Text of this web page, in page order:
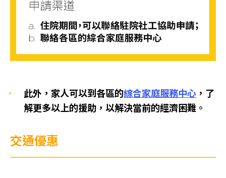
此外，家人可以到各區的綜合家庭服務中心 ，了
解更多以上的援助，以解決當前的經濟困難。
交通優惠